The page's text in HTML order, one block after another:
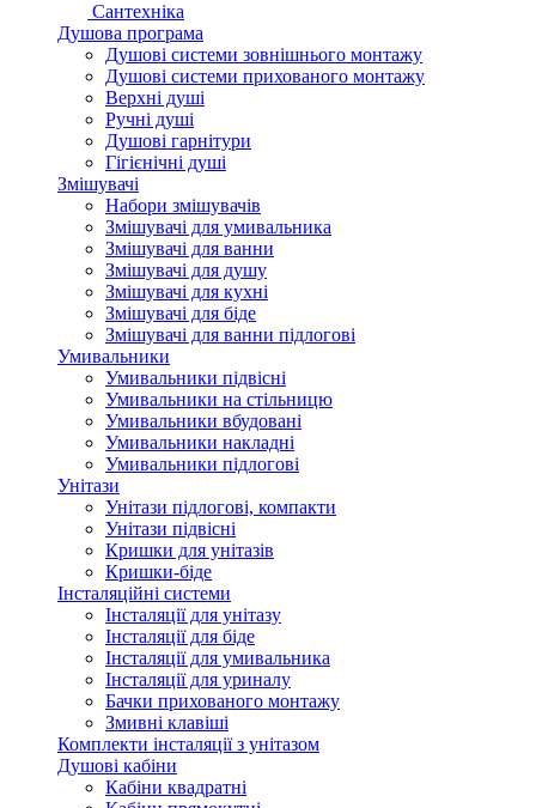
Сантехніка
Душова програма
Душові системи зовнішнього монтажу
Душові системи прихованого монтажу
Верхні душі
Ручні душі
Душові гарнітури
Гігієнічні душі
Змішувачі
Набори змішувачів
Змішувачі для умивальника
Змішувачі для ванни
Змішувачі для душу
Змішувачі для кухні
Змішувачі для біде
Змішувачі для ванни підлогові
Умивальники
Умивальники підвісні
Умивальники на стільницю
Умивальники вбудовані
Умивальники накладні
Умивальники підлогові
Унітази
Унітази підлогові, компакти
Унітази підвісні
Кришки для унітазів
Кришки-біде
Інсталяційні системи
Інсталяції для унітазу
Інсталяції для біде
Інсталяції для умивальника
Інсталяції для уриналу
Бачки прихованого монтажу
Змивні клавіші
Комплекти інсталяції з унітазом
Душові кабіни
Кабіни квадратні